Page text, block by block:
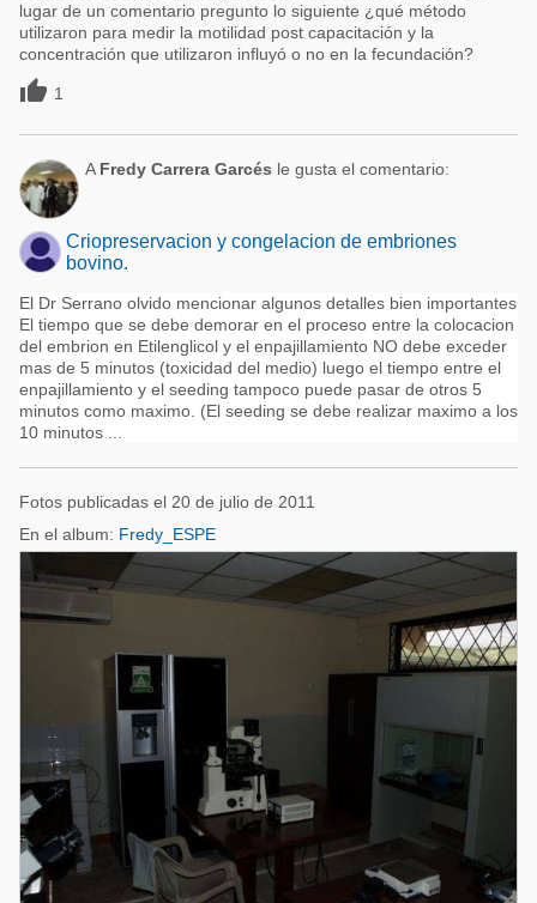
lugar de un comentario pregunto lo siguiente ¿qué método
utilizaron para medir la motilidad post capacitación y la
concentración que utilizaron influyó o no en la fecundación?
 1
A Fredy Carrera Garcés le gusta el comentario:
Criopreservacion y congelacion de embriones
bovino.
El Dr Serrano olvido mencionar algunos detalles bien importantes
El tiempo que se debe demorar en el proceso entre la colocacion
del embrion en Etilenglicol y el enpajillamiento NO debe exceder
mas de 5 minutos (toxicidad del medio) luego el tiempo entre el
enpajillamiento y el seeding tampoco puede pasar de otros 5
minutos como maximo. (El seeding se debe realizar maximo a los
10 minutos ...
Fotos publicadas el 20 de julio de 2011
En el album: Fredy_ESPE